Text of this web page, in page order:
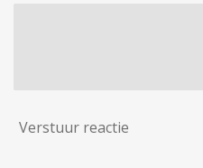
Verstuur reactie